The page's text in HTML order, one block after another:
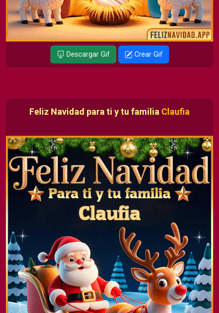
Descargar Gif Crear Gif
Feliz Navidad para ti y tu familia Claufia